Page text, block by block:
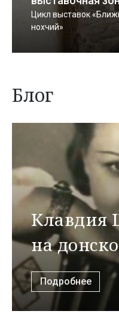
Цикл выставок
нохчий»
Блог
Клавдия
на
Подробнее